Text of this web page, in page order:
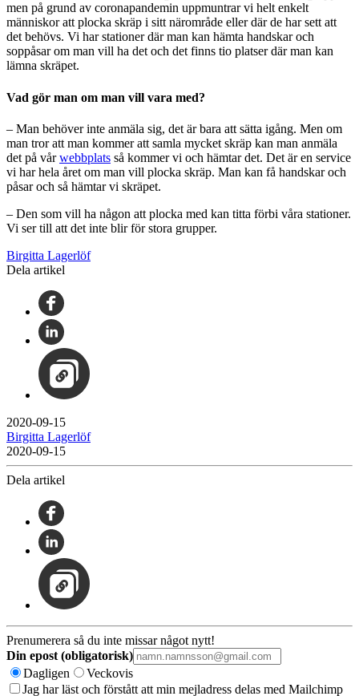
men på grund av coronapandemin uppmuntrar vi helt enkelt
människor att plocka skräp i sitt närområde eller där de har sett att
det behövs. Vi har stationer där man kan hämta handskar och
soppåsar om man vill ha det och det finns tio platser där man kan
lämna skräpet.
Vad gör man om man vill vara med?
– Man behöver inte anmäla sig, det är bara att sätta igång. Men om
man tror att man kommer att samla mycket skräp kan man anmäla
det på vårwebbplats så kommer vi och hämtar det. Det är en service
vi har hela året om man vill plocka skräp. Man kan få handskar och
påsar och så hämtar vi skräpet.
– Den som vill ha någon att plocka med kan titta förbi våra stationer.
Vi ser till att det inte blir för stora grupper.
Birgitta Lagerlöf
Dela artikel
2020-09-15
Birgitta Lagerlöf
2020-09-15
Dela artikel
Prenumerera så du inte missar något nytt!
Din epost (obligatorisk)
Dagligen
Veckovis
Jag har läst och förstått att min mejladress delas med Mailchimp